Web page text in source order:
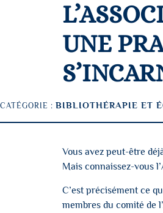
UNE
CATÉGORIE : BIBLIOTHÉRAPIE ET
Vous avez peut-être
Mais connaissez-vous l’
C’est précisément ce
membres du comité de